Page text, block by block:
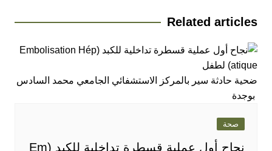
Related articles
صحة
نجاح أول عملية قسطرة تداخلية للكبد (Em